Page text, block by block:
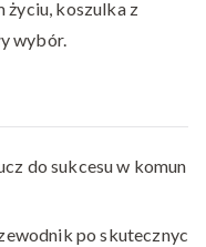
życiu, koszulka z
wybór.
do sukcesu w komun
po skutecznyc